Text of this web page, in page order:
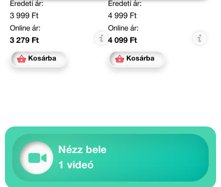
Eredeti ár:
3 999 Ft
Online ár:
3 279 Ft
Kosárba
Eredeti ár:
4 999 Ft
Online ár:
4 099 Ft
Kosárba
Nézz bele
1 videó